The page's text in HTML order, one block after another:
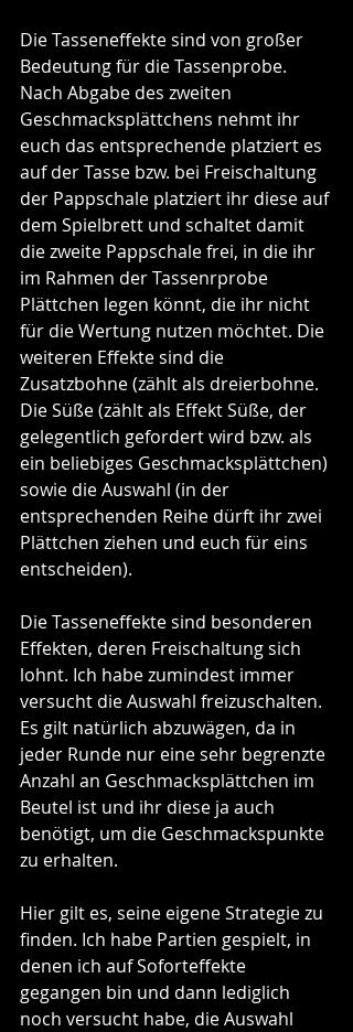
Die Tasseneffekte sind von großer
Bedeutung für die Tassenprobe.
Nach Abgabe des zweiten
Geschmacksplättchens nehmt ihr
euch das entsprechende platziert es
auf der Tasse bzw. bei Freischaltung
der Pappschale platziert ihr diese auf
dem Spielbrett und schaltet damit
die zweite Pappschale frei, in die ihr
im Rahmen der Tassenrprobe
Plättchen legen könnt, die ihr nicht
für die Wertung nutzen möchtet. Die
weiteren Effekte sind die
Zusatzbohne (zählt als dreierbohne.
Die Süße (zählt als Effekt Süße, der
gelegentlich gefordert wird bzw. als
ein beliebiges Geschmacksplättchen)
sowie die Auswahl (in der
entsprechenden Reihe dürft ihr zwei
Plättchen ziehen und euch für eins
entscheiden).
Die Tasseneffekte sind besonderen
Effekten, deren Freischaltung sich
lohnt. Ich habe zumindest immer
versucht die Auswahl freizuschalten.
Es gilt natürlich abzuwägen, da in
jeder Runde nur eine sehr begrenzte
Anzahl an Geschmacksplättchen im
Beutel ist und ihr diese ja auch
benötigt, um die Geschmackspunkte
zu erhalten.
Hier gilt es, seine eigene Strategie zu
finden. Ich habe Partien gespielt, in
denen ich auf Soforteffekte
gegangen bin und dann lediglich
noch versucht habe, die Auswahl